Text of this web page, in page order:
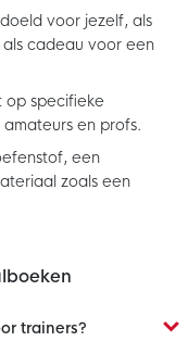
voor jezelf, als
cadeau voor een
op specifieke
en profs.
een
zoals een
trainers?